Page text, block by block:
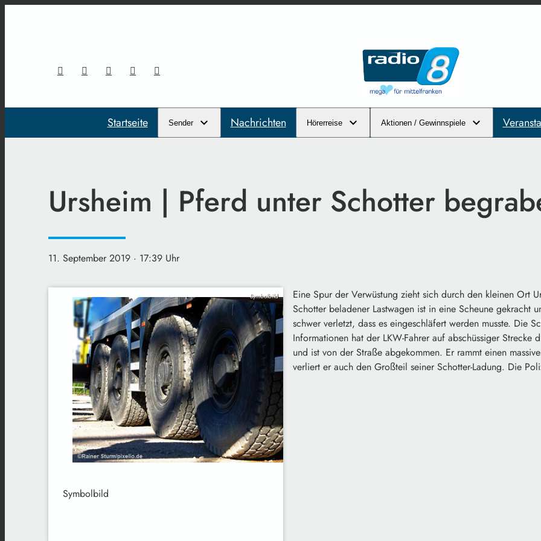
Startseite Sender Nachrichten Hörerreise Aktionen / Gewinnspiele
Ursheim | Pferd unter Schotter
11. September 2019 · 17:39 Uhr
Symbolbild
Symbolbild
Eine Spur der Verwüstung zieht sich durch den kleinen Ort
Schotter beladener Lastwagen ist in eine Scheune gekracht
schwer verletzt, dass es eingeschläfert werden musste. Die
Informationen hat der LKW-Fahrer auf abschüssiger
und ist von der Straße abgekommen. Er rammt einen
verliert er auch den Großteil seiner Schotter-Ladung. Die